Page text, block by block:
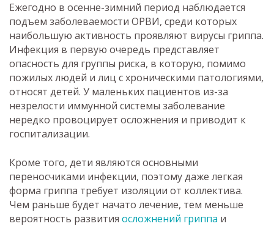
Ежегодно в осенне-зимний период наблюдается
подъем заболеваемости ОРВИ, среди которых
наибольшую активность проявляют вирусы гриппа.
Инфекция в первую очередь представляет
опасность для группы риска, в которую, помимо
пожилых людей и лиц с хроническими патологиями,
относят детей. У маленьких пациентов из-за
незрелости иммунной системы заболевание
нередко провоцирует осложнения и приводит к
госпитализации.
Кроме того, дети являются основными
переносчиками инфекции, поэтому даже легкая
форма гриппа требует изоляции от коллектива.
Чем раньше будет начато лечение, тем меньше
вероятность развития осложнений гриппа и